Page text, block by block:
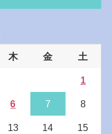
木 金 土
1
6 7 8
13 14 15